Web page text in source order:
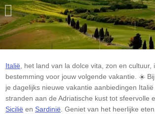
Italië, het land van la dolce vita, zon en cultuur,
bestemming voor jouw volgende vakantie. ☀️
je dagelijks nieuwe vakantie aanbiedingen
stranden aan de Adriatische kust tot sfeervolle
Sicilië en Sardinië. Geniet van het heerlijke